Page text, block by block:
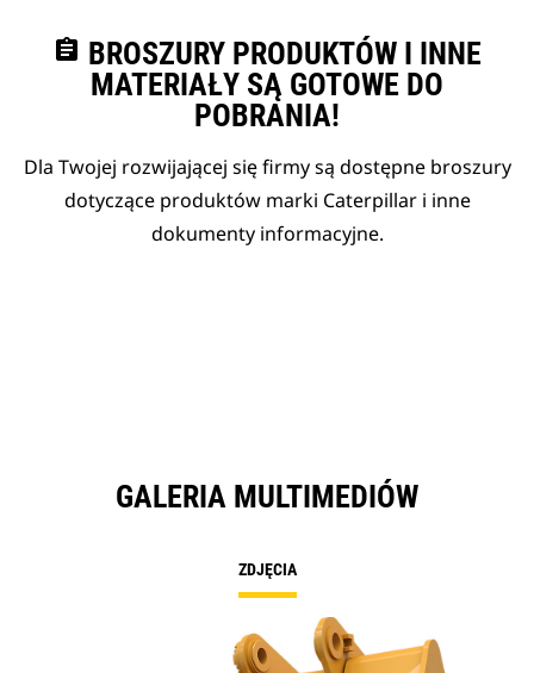
assignment BROSZURY PRODUKTÓW I INNE
MATERIAŁY SĄ GOTOWE DO
POBRANIA!
Dla Twojej rozwijającej się firmy są dostępne broszury
dotyczące produktów marki Caterpillar i inne
dokumenty informacyjne.
GALERIA MULTIMEDIÓW
ZDJĘCIA